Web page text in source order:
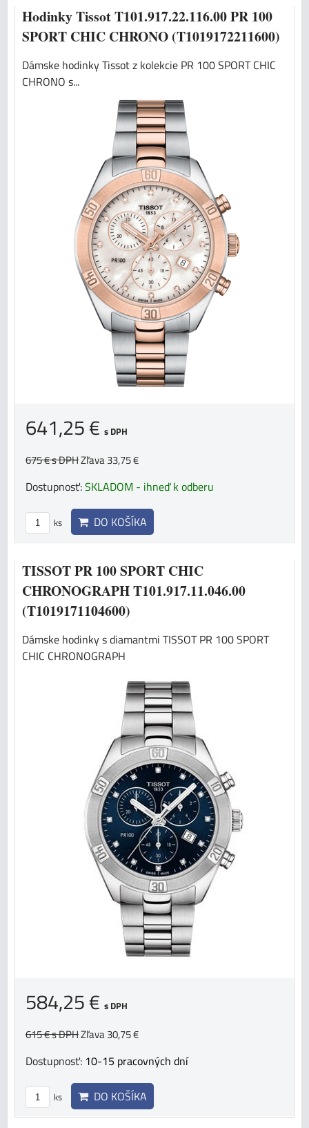
Hodinky Tissot T101.917.22.116.00 PR 100
SPORT CHIC CHRONO (T1019172211600)
Dámske hodinky Tissot z kolekcie PR 100 SPORT CHIC
CHRONO s...
641,25 € s DPH
675 €s DPHZľava 33,75 €
Dostupnosť:SKLADOM - ihneď k odberu
ks DO KOŠÍKA
TISSOT PR 100 SPORT CHIC
CHRONOGRAPH T101.917.11.046.00
(T1019171104600)
Dámske hodinky s diamantmi TISSOT PR 100 SPORT
CHIC CHRONOGRAPH
584,25 € s DPH
615 €s DPHZľava 30,75 €
Dostupnosť: 10-15 pracovných dní
ks DO KOŠÍKA